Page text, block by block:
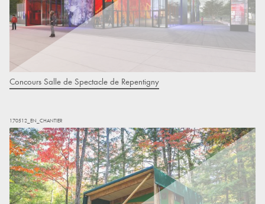
Concours Salle de Spectacle de Repentigny
170512_EN_CHANTIER